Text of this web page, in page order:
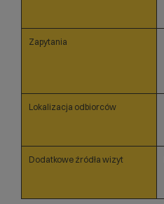
Zapytania
Lokalizacja odbiorców
Dodatkowe źródła wizyt